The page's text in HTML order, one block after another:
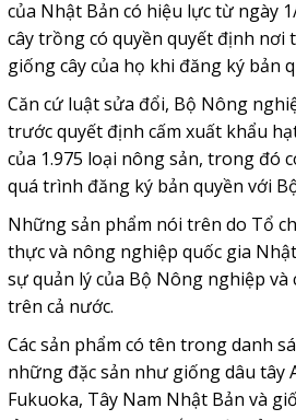
của Nhật Bản có hiệu lực từ ngày
cây trồng có quyền quyết định nơi
giống cây của họ khi đăng ký bản
Căn cứ luật sửa đổi, Bộ Nông
trước quyết định cấm xuất khẩu
của 1.975 loại nông sản, trong đó
quá trình đăng ký bản quyền với
Những sản phẩm nói trên do Tổ
thực và nông nghiệp quốc gia
sự quản lý của Bộ Nông nghiệp và
trên cả nước.
Các sản phẩm có tên trong danh
những đặc sản như giống dâu tây
Fukuoka, Tây Nam Nhật Bản và